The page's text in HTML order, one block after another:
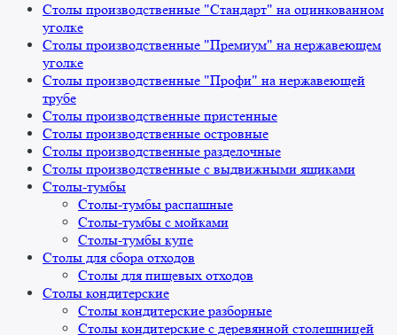
Столы производственные "Стандарт" на оцинкованном
уголке
Столы производственные "Премиум" на нержавеющем
уголке
Столы производственные "Профи" на нержавеющей
трубе
Столы производственные пристенные
Столы производственные островные
Столы производственные разделочные
Столы производственные с выдвижными ящиками
Столы-тумбы
Столы-тумбы распашные
Столы-тумбы с мойками
Столы-тумбы купе
Столы для сбора отходов
Столы для пищевых отходов
Столы кондитерские
Столы кондитерские разборные
Столы кондитерские с деревянной столешницей